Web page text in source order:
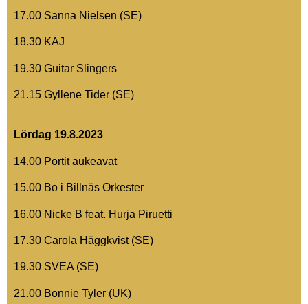
17.00 Sanna Nielsen (SE)
18.30 KAJ
19.30 Guitar Slingers
21.15 Gyllene Tider (SE)
Lördag 19.8.2023
14.00 Portit aukeavat
15.00 Bo i Billnäs Orkester
16.00 Nicke B feat. Hurja Piruetti
17.30 Carola Häggkvist (SE)
19.30 SVEA (SE)
21.00 Bonnie Tyler (UK)